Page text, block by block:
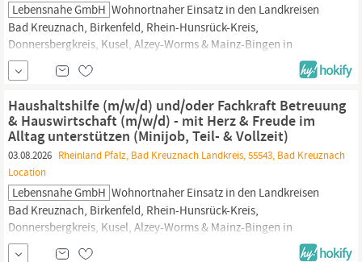
Lebensnahe GmbH Wohnortnaher Einsatz in den Landkreisen
Bad Kreuznach, Birkenfeld, Rhein-Hunsrück-Kreis,
Donnersbergkreis, Kusel, Alzey-Worms & Mainz-Bingen in
VollzeitMinijob Bei LEBENSNAHE GmbH arbeitest Du mit Sinn
und Herz. Als familiengeführtes Unternehmen begleiten wir
pflegebedürftige Menschen, Familien, Schwangere und Erkrankte
in herausfordernden Lebenssituationen. Unser...
Haushaltshilfe (m/w/d) und/oder Fachkraft Betreuung
& Hauswirtschaft (m/w/d) - mit Herz & Freude im
Alltag unterstützen (Minijob, Teil- & Vollzeit)
03.08.2026 Rheinland Pfalz, Bad Kreuznach Landkreis, 55543, Bad Kreuznach
Location
Lebensnahe GmbH Wohnortnaher Einsatz in den Landkreisen
Bad Kreuznach, Birkenfeld, Rhein-Hunsrück-Kreis,
Donnersbergkreis, Kusel, Alzey-Worms & Mainz-Bingen in
VollzeitMinijob Bei LEBENSNAHE GmbH arbeitest Du mit Sinn